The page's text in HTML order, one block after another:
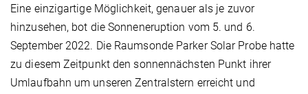
Eine einzigartige Möglichkeit, genauer als je zuvor
hinzusehen, bot die Sonneneruption vom 5. und 6.
September 2022. Die Raumsonde Parker Solar Probe hatte
zu diesem Zeitpunkt den sonnennächsten Punkt ihrer
Umlaufbahn um unseren Zentralstern erreicht und